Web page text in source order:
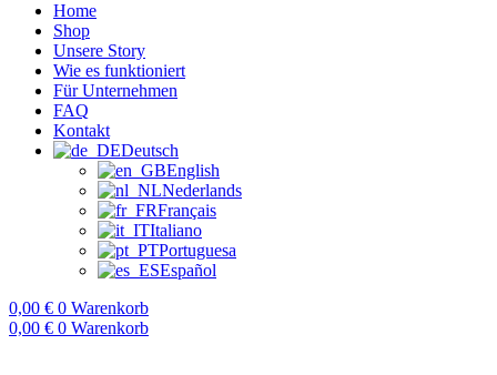
Home
Shop
Unsere Story
Wie es funktioniert
Für Unternehmen
FAQ
Kontakt
Deutsch
English
Nederlands
Français
Italiano
Portuguesa
Español
0,00 € 0 Warenkorb
0,00 € 0 Warenkorb